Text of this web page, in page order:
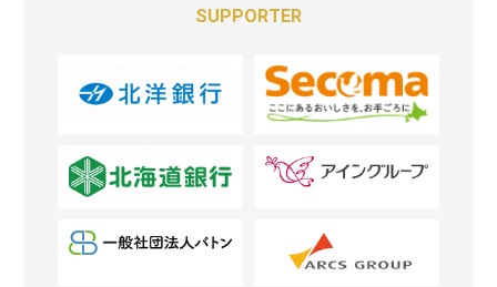
SUPPORTER